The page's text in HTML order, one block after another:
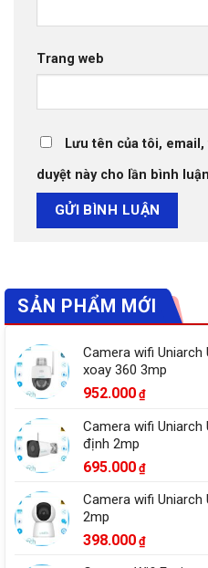
Trang web
Lưu tên của tôi,
duyệt này cho lần bình
SẢN PHẨM MỚI
Camera wifi Uniarch
xoay 360 3mp
952.000 ₫
Camera wifi
định 2mp
695.000 ₫
Camera wifi Uniarch
2mp
398.000 ₫